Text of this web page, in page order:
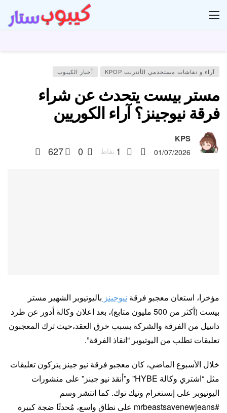
آراء و نقاشات مستخدمي الأنترنت KPOP أخبار الكيبوب
مستر بيست يتحدث عن شراء
فرقة نيوجينز؟ آراء الكوريين
KPS
01/07/2026
1 نقاط 0
627
مؤخرا، استعان معجبو فرقة نيوجينز باليوتيوبر الشهير مستر
بيست (أكثر من 500 مليون متابع)، بعد اعلان وكالة أدور عن طرد
دانييل من الفرقة والشركة بسبب خرق العقد،حيث ترك المعجبون
تعليقات تطلب من اليوتيوبر “انقاذ الفرقة”.
خلال الأسبوع الماضي، كان معجبو فرقة نيو جينز يتركون تعليقات
مثل “اشتري وكالة HYBE” و”أنقذ نيو جينز” على منشورات
اليوتيوبر على إنستغرام وتيك توك. كما انتشر وسم
#mrbeastsavenewjeans على نطاق واسع، مُحدثًا ضجة كبيرة